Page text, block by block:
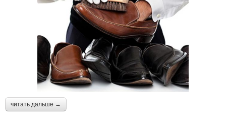
читать дальше →